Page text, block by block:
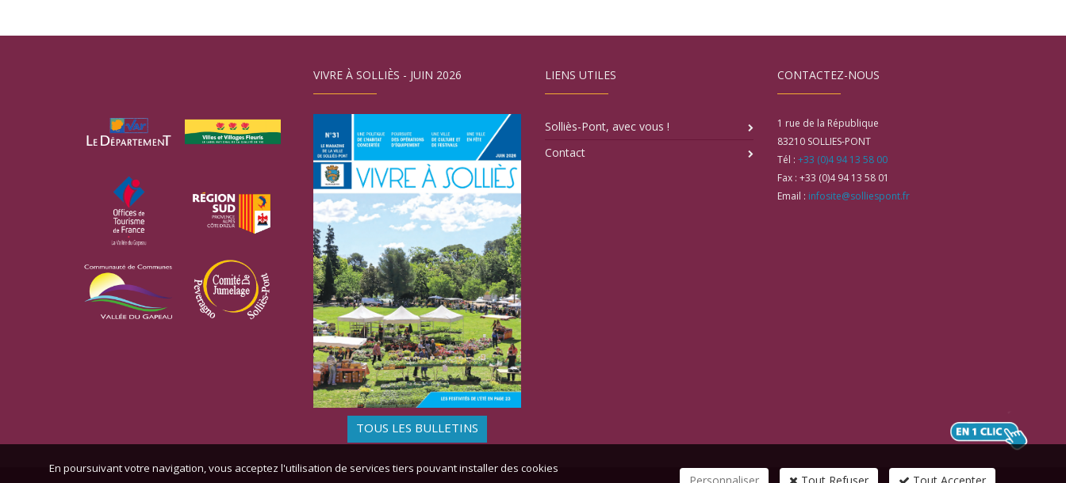
VIVRE À SOLLIÈS - JUIN 2026
TOUS LES BULLETINS
LIENS UTILES
Solliès-Pont, avec vous !
Contact
CONTACTEZ-NOUS
1 rue de la République
83210 SOLLIES-PONT
Tél : +33 (0)4 94 13 58 00
Fax : +33 (0)4 94 13 58 01
Email : infosite@solliespont.fr
En poursuivant votre navigation, vous acceptez l'utilisation de services tiers pouvant installer des cookies